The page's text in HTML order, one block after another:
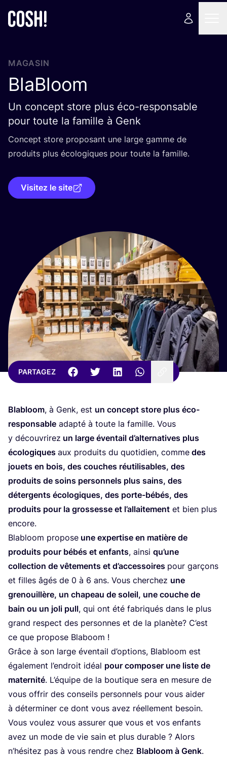
MAGASIN
BlaBloom
Un concept store plus éco-responsable
pour toute la famille à Genk
Concept store pro­po­sant une large gamme de
pro­duits plus éco­lo­giques pour toute la famille.
Visitez le site
PARTAGEZ
Bla­bloom, à Genk, est un concept store plus éco-
res­pon­sable adap­té à toute la famille. Vous
y décou­vri­rez un large éven­tail d’al­ter­na­tives plus
éco­lo­giques aux pro­duits du quo­ti­dien, comme des
jouets en bois, des couches réuti­li­sables, des
pro­duits de soins per­son­nels plus sains, des
déter­gents éco­lo­giques, des porte-bébés, des
pro­duits pour la gros­sesse et l’al­lai­te­ment et bien plus
encore.
Bla­bloom pro­pose une exper­tise en matière de
pro­duits pour bébés et enfants, ain­si qu’une
col­lec­tion de vête­ments et d’ac­ces­soires pour gar­çons
et filles âgés de 0 à 6 ans. Vous cher­chez une
gre­nouillère, un cha­peau de soleil, une couche de
bain ou un joli pull, qui ont été fabri­qués dans le plus
grand res­pect des per­sonnes et de la pla­nète? C’est
ce que pro­pose Blaboom !
Grâce à son large éven­tail d’op­tions, Bla­bloom est
éga­le­ment l’en­droit idéal pour com­po­ser une liste de
mater­ni­té. L’é­quipe de la bou­tique sera en mesure de
vous offrir des conseils per­son­nels pour vous aider
à déter­mi­ner ce dont vous avez réel­le­ment besoin.
Vous vou­lez vous assu­rer que vous et vos enfants
avez un mode de vie sain et plus durable ? Alors
n’hé­si­tez pas à vous rendre chez Bla­bloom à Genk.